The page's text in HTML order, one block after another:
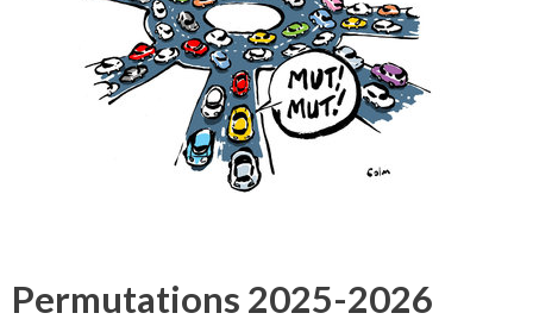
Permutations 2025-2026